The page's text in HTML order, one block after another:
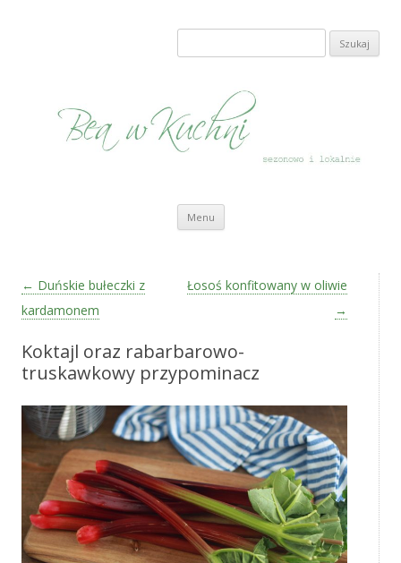
Szukaj:
Menu Przeskocz do treści
Zobacz wpisy
← Duńskie bułeczki z
kardamonem
Łosoś konfitowany w oliwie
→
Koktajl oraz rabarbarowo-
truskawkowy przypominacz